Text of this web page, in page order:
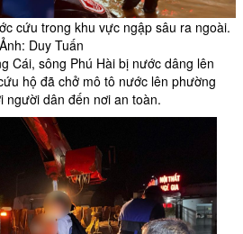
cứu trong khu vực ngập sâu ra ngoài.
Ảnh: Duy Tuấn
Cái, sông Phú Hài bị nước dâng lên
hộ đã chở mô tô nước lên phường
người dân đến nơi an toàn.